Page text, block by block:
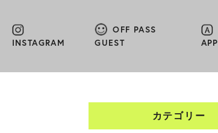
INSTAGRAM
OFF PASS
GUEST
APP
カテゴリー